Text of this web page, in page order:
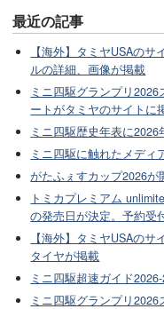
最近の記事
【海外】タミヤUSAの
ルの詳細、画像が掲載
ミニ四駆グランプリ
ートがタミヤのサイトに
ミニ四駆歴史年表に
ミニ四駆に触れたメディ
がたふぇすカップ2026が
トミカプレミアム
の発売日が決定。予約受
【海外】タミヤUSAの
タイヤが掲載
ミニ四駆超速ガイド
ミニ四駆グランプリ